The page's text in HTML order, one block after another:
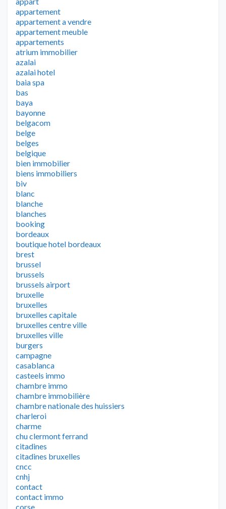
appartement
appartement a vendre
appartement meuble
appartements
atrium immobilier
azalai
azalai hotel
baia spa
bas
baya
bayonne
belgacom
belge
belges
belgique
bien immobilier
biens immobiliers
biv
blanc
blanche
blanches
booking
bordeaux
boutique hotel bordeaux
brest
brussel
brussels
brussels airport
bruxelle
bruxelles
bruxelles capitale
bruxelles centre ville
bruxelles ville
burgers
campagne
casablanca
casteels immo
chambre immo
chambre immobilière
chambre nationale des huissiers
charleroi
charme
chu clermont ferrand
citadines
citadines bruxelles
cncc
cnhj
contact
contact immo
corse